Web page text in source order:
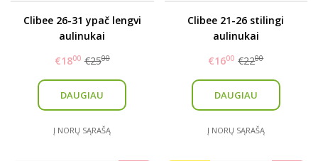
Clibee 26-31 ypač lengvi
aulinukai
€1800 €2500
DAUGIAU
Į NORŲ SĄRAŠĄ
Clibee 21-26 stilingi
aulinukai
€1600 €2200
DAUGIAU
Į NORŲ SĄRAŠĄ